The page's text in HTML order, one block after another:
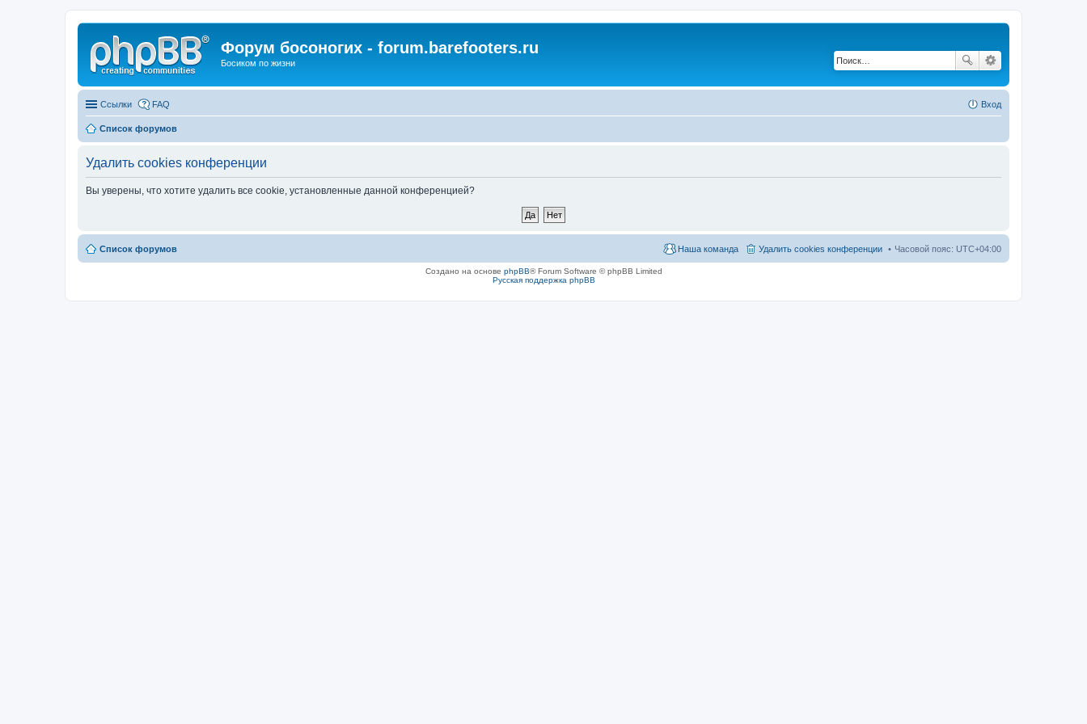
Форум босоногих - forum.barefooters.ru
Босиком по жизни
Ссылки FAQ Вход
Список форумов
Удалить cookies конференции
Вы уверены, что хотите удалить все cookie, установленные данной конференцией?
Список форумов Часовой пояс: UTC+04:00
Удалить cookies конференции
Наша команда
Создано на основе phpBB® Forum Software © phpBB Limited
Русская поддержка phpBB